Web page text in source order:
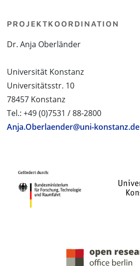
PROJEKTKOORDINATION
Dr. Anja Oberländer
Universität Konstanz
Universitätsstr. 10
78457 Konstanz
Tel.: +49 (0)7531 / 88-2800
Anja.Oberlaender@uni-konstanz.de